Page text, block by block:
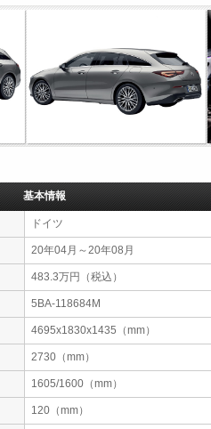
基本情報
ドイツ
20年04月～20年08月
483.3万円（税込）
5BA-118684M
4695x1830x1435（mm）
2730（mm）
1605/1600（mm）
120（mm）